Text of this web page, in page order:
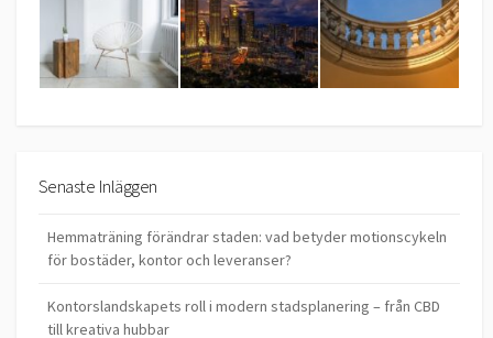
Senaste Inläggen
Hemmaträning förändrar staden: vad betyder motionscykeln
för bostäder, kontor och leveranser?
Kontorslandskapets roll i modern stadsplanering – från CBD
till kreativa hubbar